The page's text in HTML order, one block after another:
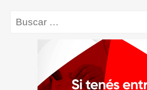
Buscar: